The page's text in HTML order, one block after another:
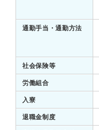
通勤手当・通勤方法
社会保険等
労働組合
入寮
退職金制度